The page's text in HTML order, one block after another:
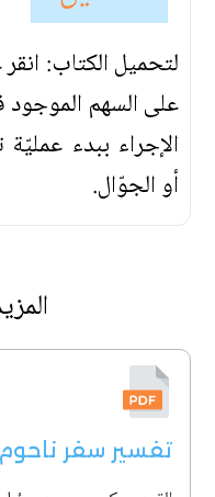
لتحميل الكتاب: انقر
على السهم
الإجراء ببدء
أو الجوّال.
تفسير سفر ناحوم